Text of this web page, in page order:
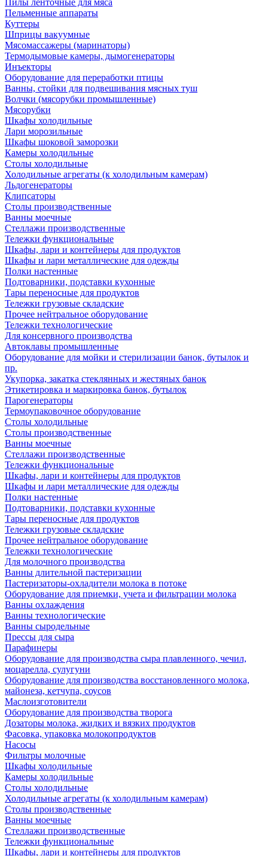
Пилы ленточные для мяса
Пельменные аппараты
Куттеры
Шприцы вакуумные
Мясомассажеры (маринаторы)
Термодымовые камеры, дымогенераторы
Инъекторы
Оборудование для переработки птицы
Ванны, стойки для подвешивания мясных туш
Волчки (мясорубки промышленные)
Мясорубки
Шкафы холодильные
Лари морозильные
Шкафы шоковой заморозки
Камеры холодильные
Столы холодильные
Холодильные агрегаты (к холодильным камерам)
Льдогенераторы
Клипсаторы
Столы производственные
Ванны моечные
Стеллажи производственные
Тележки функциональные
Шкафы, лари и контейнеры для продуктов
Шкафы и лари металлические для одежды
Полки настенные
Подтоварники, подставки кухонные
Тары переносные для продуктов
Тележки грузовые складские
Прочее нейтральное оборудование
Тележки технологические
Для консервного производства
Автоклавы промышленные
Оборудование для мойки и стерилизации банок, бутылок и
пр.
Укупорка, закатка стеклянных и жестяных банок
Этикетировка и маркировка банок, бутылок
Парогенераторы
Термоупаковочное оборудование
Столы холодильные
Столы производственные
Ванны моечные
Стеллажи производственные
Тележки функциональные
Шкафы, лари и контейнеры для продуктов
Шкафы и лари металлические для одежды
Полки настенные
Подтоварники, подставки кухонные
Тары переносные для продуктов
Тележки грузовые складские
Прочее нейтральное оборудование
Тележки технологические
Для молочного производства
Ванны длительной пастеризации
Пастеризаторы-охладители молока в потоке
Оборудование для приемки, учета и фильтрации молока
Ванны охлаждения
Ванны технологические
Ванны сыродельные
Прессы для сыра
Парафинеры
Оборудование для производства сыра плавленного, чечил,
моцарелла, сулугуни
Оборудование для производства восстановленного молока,
майонеза, кетчупа, соусов
Маслоизготовители
Оборудование для производства творога
Дозаторы молока, жидких и вязких продуктов
Фасовка, упаковка молокопродуктов
Насосы
Фильтры молочные
Шкафы холодильные
Камеры холодильные
Столы холодильные
Холодильные агрегаты (к холодильным камерам)
Столы производственные
Ванны моечные
Стеллажи производственные
Тележки функциональные
Шкафы, лари и контейнеры для продуктов